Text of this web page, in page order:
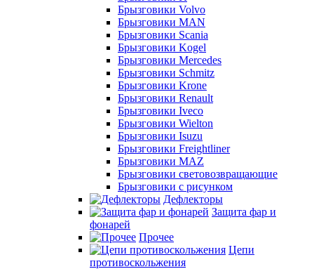
Брызговики Volvo
Брызговики MAN
Брызговики Scania
Брызговики Kogel
Брызговики Mercedes
Брызговики Schmitz
Брызговики Krone
Брызговики Renault
Брызговики Iveco
Брызговики Wielton
Брызговики Isuzu
Брызговики Freightliner
Брызговики MAZ
Брызговики световозвращающие
Брызговики с рисунком
Дефлекторы
Защита фар и
фонарей
Прочее
Цепи
противоскольжения